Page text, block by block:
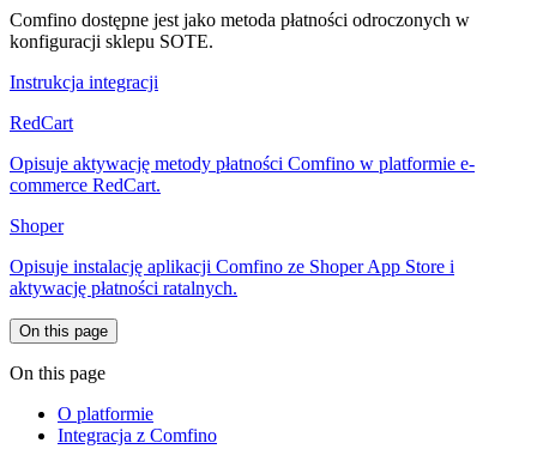
Comfino dostępne jest jako metoda płatności odroczonych w
konfiguracji sklepu SOTE.
Instrukcja integracji
RedCart
Opisuje aktywację metody płatności Comfino w platformie e-
commerce RedCart.
Shoper
Opisuje instalację aplikacji Comfino ze Shoper App Store i
aktywację płatności ratalnych.
On this page
On this page
O platformie
Integracja z Comfino